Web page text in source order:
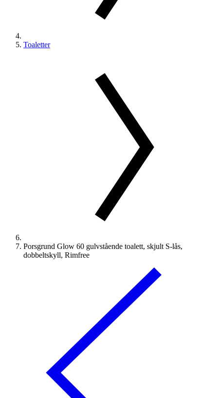
Toaletter
Porsgrund Glow 60 gulvstående toalett, skjult S-lås,
dobbeltskyll, Rimfree